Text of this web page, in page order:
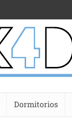
Dormitorios